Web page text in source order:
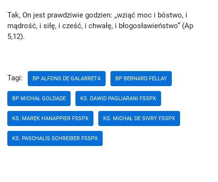
Tak, On jest prawdziwie godzien: „wziąć moc i bóstwo, i
mądrość, i siłę, i cześć, i chwałę, i błogosławieństwo” (Ap
5,12).
Tagi: BP ALFONS DE GALARRETA BP BERNARD FELLAY
BP MICHAŁ GOLDADE KS. DAWID PAGLIARANI FSSPX
KS. MAREK HANAPPIER FSSPX KS. MICHAŁ DE SIVRY FSSPX
KS. PASCHALIS SCHREIBER FSSPX